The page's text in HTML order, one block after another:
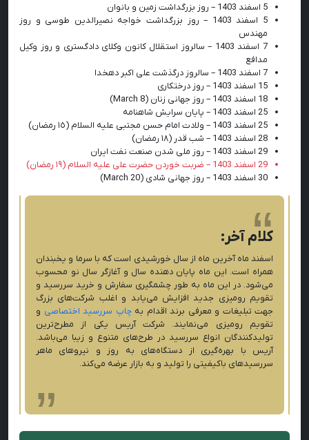
5 اسفند 1403 – روز بزرگداشت زمین و بانوان
5 اسفند 1403 – روز بزرگداشت خواجه نصیرالدین طوسی و روز
مهندس
7 اسفند 1403 – سالروز استقلال کانون وکلای دادگستری و روز وکیل
مدافع
7 اسفند 1403 – سالروز درگذشت علی اکبر دهخدا
15 اسفند 1403 – روز درختکاری
18 اسفند 1403 – روز جهانی زنان (8 March)
25 اسفند 1403 – پایان سرایش شاهنامه
25 اسفند 1403 – ولادت امام حسن مجتبی علیه السلام (١٥ رمضان)
28 اسفند 1403 – شب قدر (١٨ رمضان)
29 اسفند 1403 – روز ملی شدن صنعت نفت ایران
29 اسفند 1403 – ضربت خوردن حضرت علی علیه السلام (١٩ رمضان)
30 اسفند 1403 – روز جهانی شادی (20 March)
کلام آخر:
اسفند ماه آخرین ماه از سال خورشیدی است که با سرما و یخبندان
همراه است. این ماه پایان دهنده سال و آغازگر سال نو محسوب
می‌شود. در این ماه به طور چشمگیری سفارش و خرید سررسید و
تقویم رومیزی جدید افزایش می‌یابد و اغلب شرکت‌های بزرگ
جهت تبلیغات و معرفی برند اقدام بهچاپ سررسید اختصاصی و
تقویم رومیزی می‌نمایند. شرکت آریس یکی از مطرح‌ترین
تولیدکنندگان انواع سررسید در طرح‌های متنوع و زیبا می‌باشد.
آریس با بهره‌گیری از دستگاه‌های به روز و نیروهای ماهر
سررسیدهای باکیفیتی را تولید و به بازار عرضه می‌کند.